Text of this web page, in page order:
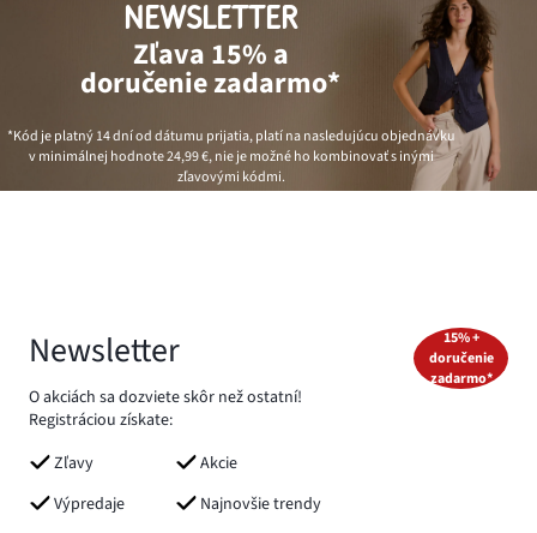
NEWSLETTER
Zľava 15% a
doručenie zadarmo*
*Kód je platný 14 dní od dátumu prijatia, platí na nasledujúcu objednávku
v minimálnej hodnote24,99 €, nie je možné ho kombinovať s inými
zľavovými kódmi.
Newsletter
O akciách sa dozviete skôr než ostatní!
Registráciou získate:
Zľavy
Akcie
Výpredaje
Najnovšie trendy
15% +
doručenie
zadarmo*